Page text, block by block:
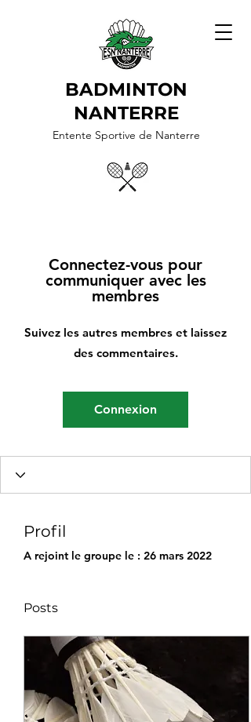
BADMINTON
NANTERRE
Entente Sportive de Nanterre
Connectez-vous pour
communiquer avec les
membres
Suivez les autres membres et laissez
des commentaires.
Connexion
Profil
A rejoint le groupe le : 26 mars 2022
Posts